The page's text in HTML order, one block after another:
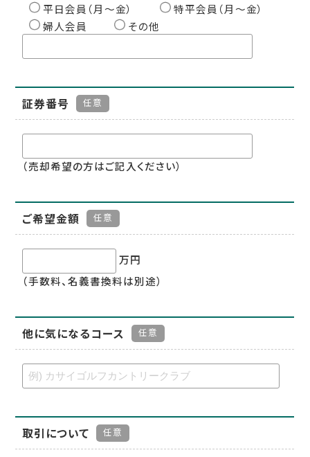
平日会員（月〜金）
特平会員（月〜金）
婦人会員
その他
証券番号 任意
（売却希望の方はご記入ください）
ご希望金額 任意
万円
（手数料、名義書換料は別途）
他に気になるコース 任意
取引について 任意